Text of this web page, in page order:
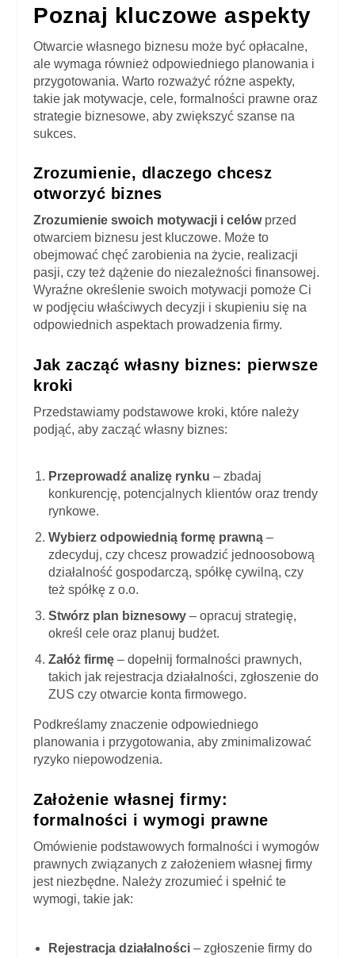
Poznaj kluczowe aspekty
Otwarcie własnego biznesu może być opłacalne,
ale wymaga również odpowiedniego planowania i
przygotowania. Warto rozważyć różne aspekty,
takie jak motywacje, cele, formalności prawne oraz
strategie biznesowe, aby zwiększyć szanse na
sukces.
Zrozumienie, dlaczego chcesz
otworzyć biznes
Zrozumienie swoich motywacji i celówprzed
otwarciem biznesu jest kluczowe. Może to
obejmować chęć zarobienia na życie, realizacji
pasji, czy też dążenie do niezależności finansowej.
Wyraźne określenie swoich motywacji pomoże Ci
w podjęciu właściwych decyzji i skupieniu się na
odpowiednich aspektach prowadzenia firmy.
Jak zacząć własny biznes: pierwsze
kroki
Przedstawiamy podstawowe kroki, które należy
podjąć, aby zacząć własny biznes:
Przeprowadź analizę rynku – zbadaj
konkurencję, potencjalnych klientów oraz trendy
rynkowe.
Wybierz odpowiednią formę prawną–
zdecyduj, czy chcesz prowadzić jednoosobową
działalność gospodarczą, spółkę cywilną, czy
też spółkę z o.o.
Stwórz plan biznesowy– opracuj strategię,
określ cele oraz planuj budżet.
Załóż firmę– dopełnij formalności prawnych,
takich jak rejestracja działalności, zgłoszenie do
ZUS czy otwarcie konta firmowego.
Podkreślamy znaczenie odpowiedniego
planowania i przygotowania, aby zminimalizować
ryzyko niepowodzenia.
Założenie własnej firmy:
formalności i wymogi prawne
Omówienie podstawowych formalności i wymogów
prawnych związanych z założeniem własnej firmy
jest niezbędne. Należy zrozumieć i spełnić te
wymogi, takie jak:
Rejestracja działalności– zgłoszenie firmy do